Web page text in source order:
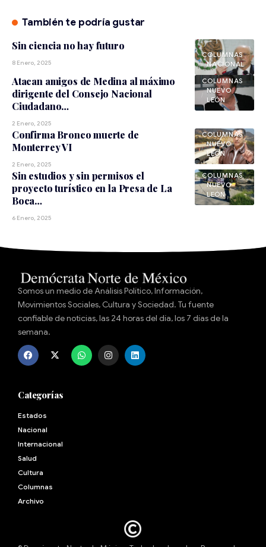
También te podría gustar
COLUMNAS‏
NACIONAL
Sin ciencia no hay futuro
8 Enero, 2025
NUEVO
LEÓN
Atacan amigos de Medina al máximo
dirigente del Consejo Nacional
Ciudadano…
2 Enero, 2025
COLUMNAS‏
NUEVO
LEÓN
Confirma Bronco muerte de
Monterrey VI
2 Enero, 2025
COLUMNAS‏
NUEVO
LEÓN
Sin estudios y sin permisos el
proyecto turístico en la Presa de La
Boca…
6 Enero, 2025
Somos un medio de Análisis Político, Información,
Movimientos Sociales, Cultura y Sociedad. Tu fuente
confiable de noticias, las 24 horas del día, los 7 días de la
semana.
Categorías
Estados
Nacional
Internacional
Salud
Cultura
Archivo